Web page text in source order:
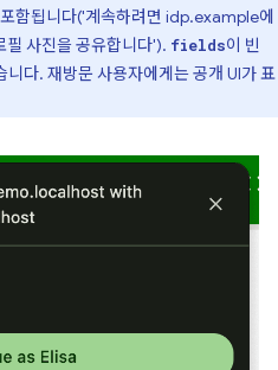
함됩니다('계속하려면 idp.example에
필 사진을 공유합니다'). fields이 빈
다. 재방문 사용자에게는 공개 UI가 표